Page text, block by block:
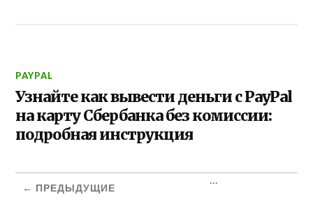
PAYPAL
Узнайте как вывести деньги с PayPal
на карту Сбербанка без комиссии:
подробная инструкция
← ПРЕДЫДУЩИЕ
...